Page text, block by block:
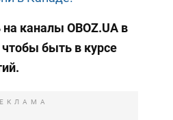
каналы OBOZ.UA в
чтобы быть в курсе